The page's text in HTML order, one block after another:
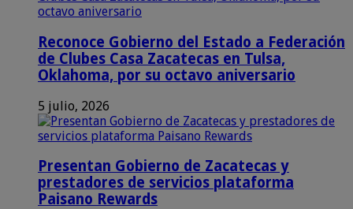
Reconoce Gobierno del Estado a Federación
de Clubes Casa Zacatecas en Tulsa,
Oklahoma, por su octavo aniversario
5 julio, 2026
Presentan Gobierno de Zacatecas y
prestadores de servicios plataforma
Paisano Rewards